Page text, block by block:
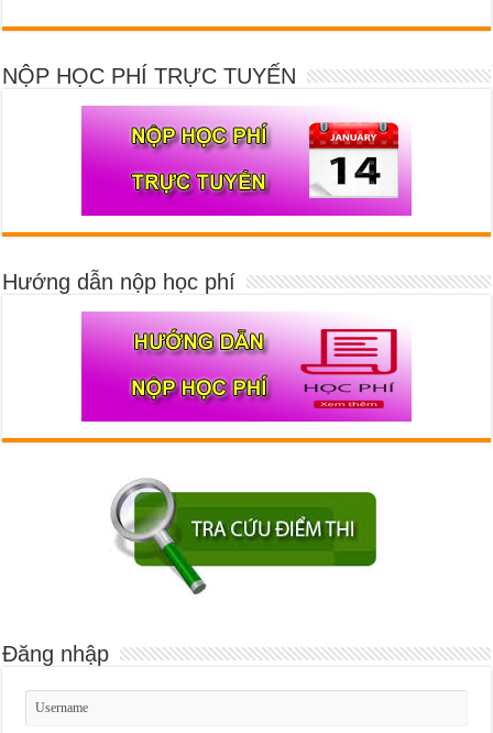
NỘP HỌC PHÍ TRỰC TUYẾN
Hướng dẫn nộp học phí
Đăng nhập